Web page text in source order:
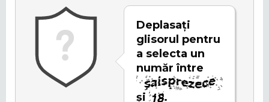
Deplasați
glisorul pentru
a selecta un
număr între
și .